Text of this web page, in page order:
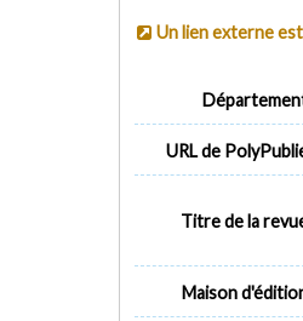
Un lien externe
URL de
Titre de la
Maison